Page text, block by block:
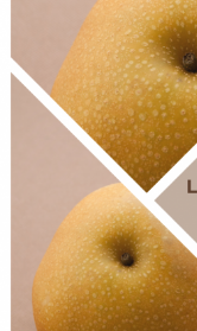
神紅ぶどう
ナガノパープル
1房からOK！ぶどう狩
宮崎産パパイヤ
すいか